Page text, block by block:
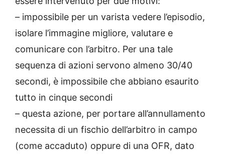
– impossibile per un varista vedere l’episodio,
isolare l’immagine migliore, valutare e
comunicare con l’arbitro. Per una tale
sequenza di azioni servono almeno 30/40
secondi, è impossibile che abbiano esaurito
tutto in cinque secondi
– questa azione, per portare all’annullamento
necessita di un fischio dell’arbitro in campo
(come accaduto) oppure di una OFR, dato